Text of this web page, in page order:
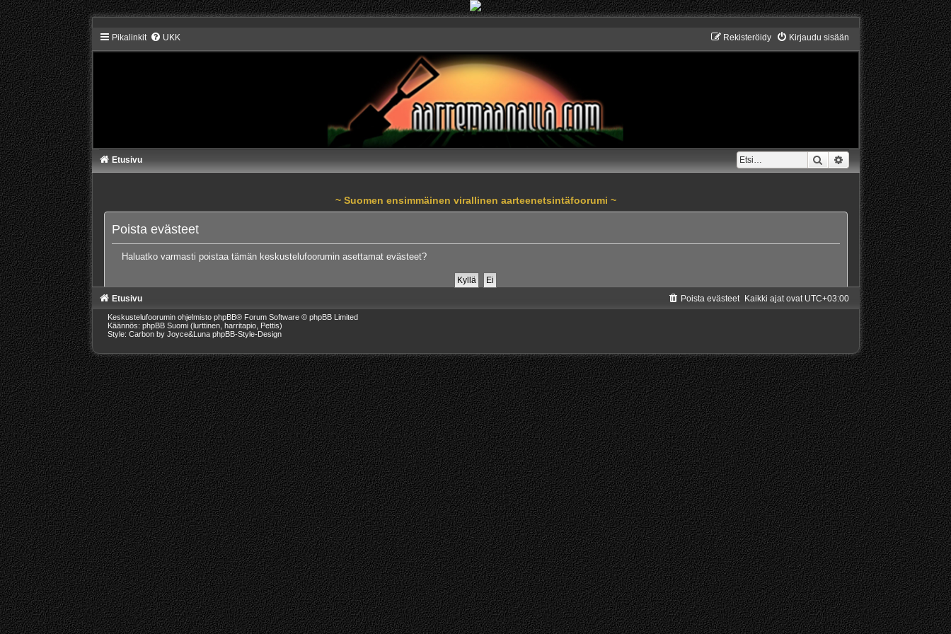
Pikalinkit UKK Kirjaudu sisään
Rekisteröidy
Etsi Tarkennettu haku
Etusivu
~ Suomen ensimmäinen virallinen aarteenetsintäfoorumi ~
Poista evästeet
Haluatko varmasti poistaa tämän keskustelufoorumin asettamat evästeet?
Etusivu Kaikki ajat ovat UTC+03:00
Poista evästeet
Keskustelufoorumin ohjelmisto phpBB® Forum Software © phpBB Limited
Käännös: phpBB Suomi (lurttinen, harritapio, Pettis)
Style: Carbon by Joyce&Luna phpBB-Style-Design